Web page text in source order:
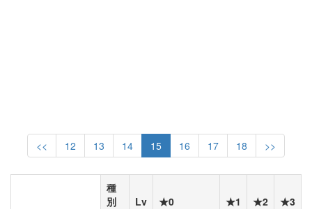
<< 12 13 14 15 16 17 18 >>
種
別
Lv ★0 ★1 ★2
★3